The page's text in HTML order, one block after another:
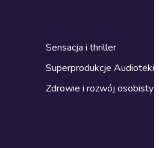
Sensacja i thriller
Superprodukcje Audioteki
Zdrowie i rozwój osobisty